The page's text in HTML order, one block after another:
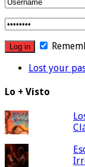
Lost your
Lo + Visto